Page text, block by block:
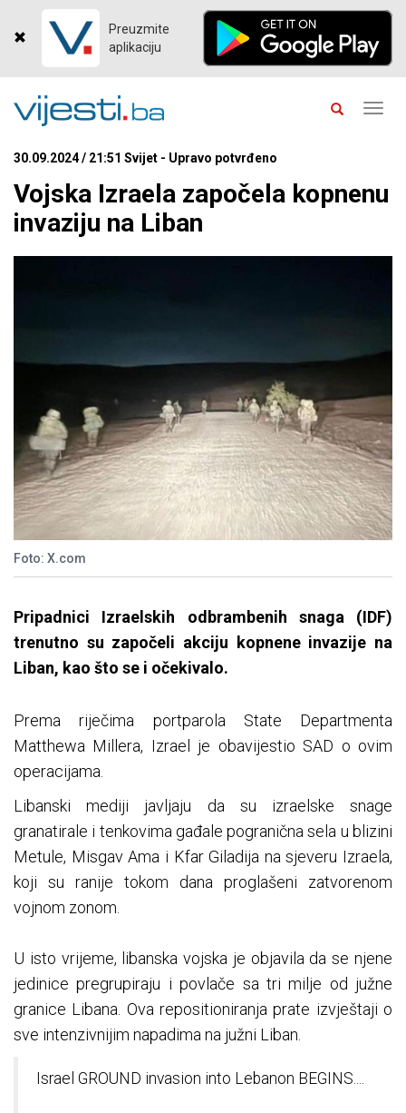
Preuzmite
aplikaciju
30.09.2024 / 21:51 Svijet - Upravo potvrđeno
Vojska Izraela započela kopnenu
invaziju na Liban
Foto: X.com
Pripadnici Izraelskih odbrambenih snaga (IDF)
trenutno su započeli akciju kopnene invazije na
Liban, kao što se i očekivalo.
Prema riječima portparola State Departmenta
Matthewa Millera, Izrael je obavijestio SAD o ovim
operacijama.
Libanski mediji javljaju da su izraelske snage
granatirale i tenkovima gađale pogranična sela u blizini
Metule, Misgav Ama i Kfar Giladija na sjeveru Izraela,
koji su ranije tokom dana proglašeni zatvorenom
vojnom zonom.
U isto vrijeme, libanska vojska je objavila da se njene
jedinice pregrupiraju i povlače sa tri milje od južne
granice Libana. Ova repositioniranja prate izvještaji o
sve intenzivnijim napadima na južni Liban.
Israel GROUND invasion into Lebanon BEGINS....